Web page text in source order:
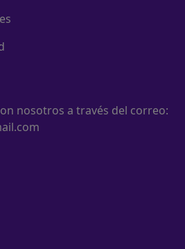
nosotros a través del correo: